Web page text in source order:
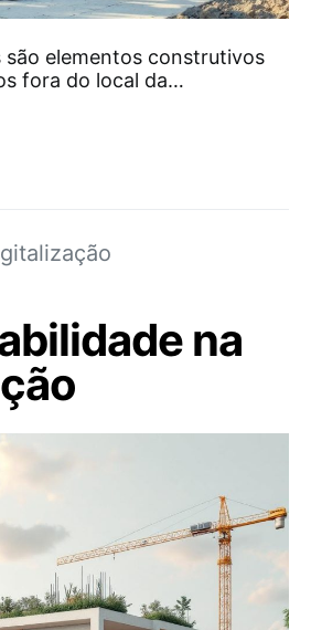
são elementos construtivos
fora do local da…
na